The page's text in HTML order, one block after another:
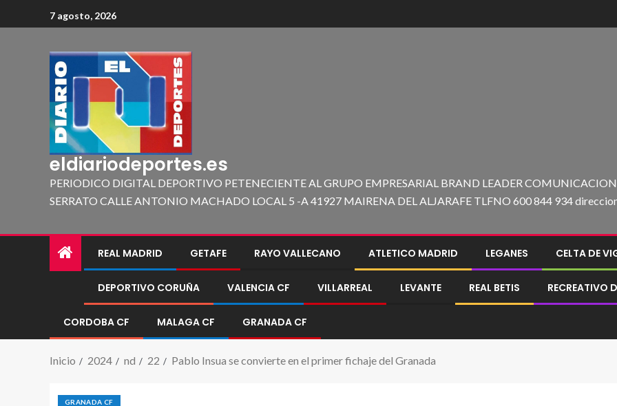
7 agosto, 2026
eldiariodeportes.es
PERIODICO DIGITAL DEPORTIVO PETENECIENTE AL GRUPO EMPRESARIAL BRAND LEADER
SERRATO CALLE ANTONIO MACHADO LOCAL 5 -A 41927 MAIRENA DEL ALJARAFE TLFNO 600 844 934
REAL MADRID GETAFE RAYO VALLECANO ATLETICO MADRID LEGANES CELTA DE
DEPORTIVO CORUÑA VALENCIA CF VILLARREAL LEVANTE REAL BETIS RECREATIVO
CORDOBA CF MALAGA CF GRANADA CF
Inicio 2024 nd 22 Pablo Insua se convierte en el primer fichaje del Granada
GRANADA CF